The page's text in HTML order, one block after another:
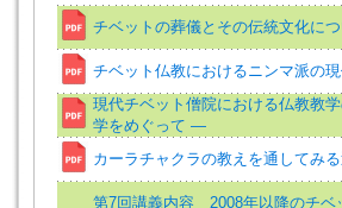
チベットの葬儀とその伝統文化に
チベット仏教におけるニンマ派の
現代チベット僧院における仏教教
学をめぐって ―
カーラチャクラの教えを通してみ
第7回講義内容 2008年以降のチベ